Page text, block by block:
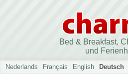
Bed & Breakfast,
und
Nederlands Français English Deutsch